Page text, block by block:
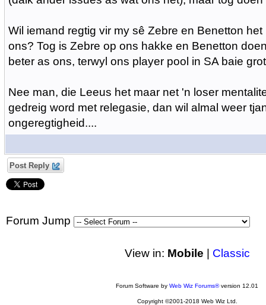
Wil iemand regtig vir my sê Zebre en Benetton
ons? Tog is Zebre op ons hakke en Benetton
beter as ons, terwyl ons player pool in SA baie
Nee man, die Leeus het maar net 'n loser
gedreig word met relegasie, dan wil almal weer
ongeregtigheid....
Post Reply
Forum Jump
View in: Mobile Classic
Forum Software by Web Wiz Forums®version 12.01
Copyright ©2001-2018 Web Wiz Ltd.